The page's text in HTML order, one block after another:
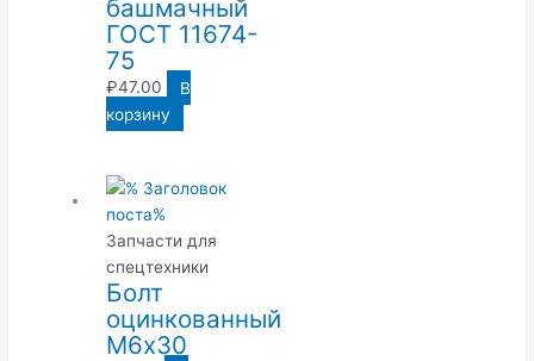
башмачный
ГОСТ 11674-
75
₽47.00
В
корзину
Запчасти для
спецтехники
Болт
оцинкованный
М6х30